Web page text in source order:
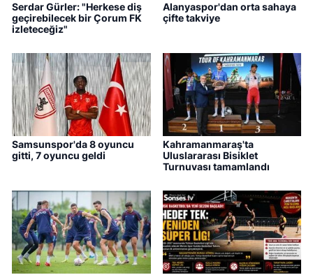
Serdar Gürler: "Herkese diş
geçirebilecek bir Çorum FK
izleteceğiz"
Alanyaspor'dan orta sahaya
çifte takviye
Samsunspor'da 8 oyuncu
gitti, 7 oyuncu geldi
Kahramanmaraş'ta
Uluslararası Bisiklet
Turnuvası tamamlandı